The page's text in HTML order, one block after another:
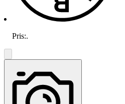
Pris:.